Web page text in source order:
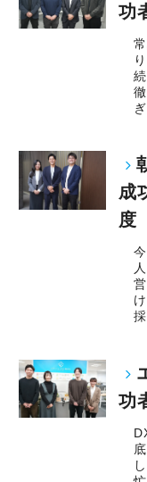
功
成
度
功